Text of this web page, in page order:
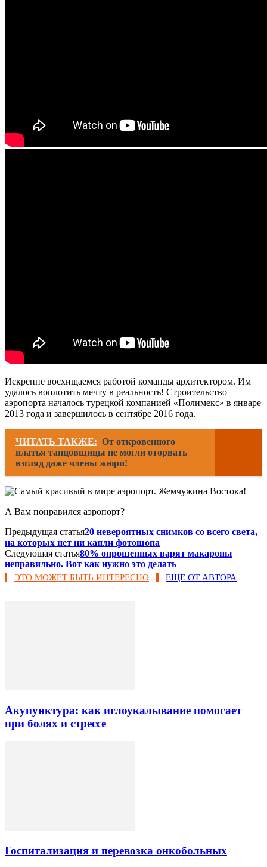
Искренне восхищаемся работой команды архитектором. Им
удалось воплотить мечту в реальность! Строительство
аэропорта началось турецкой компанией «Полимекс» в январе
2013 года и завершилось в сентябре 2016 года.
ЧИТАТЬ ТАКЖЕ: От откровенного
платья танцовщицы не могли оторвать
взгляд даже члены жюри!
А Вам понравился аэропорт?
Предыдущая статья20 невероятных снимков со всего света,
на которых нет ни капли фотошопа
Следующая статья80% опрошенных варят макароны
неправильно. Вот как нужно это делать
ЭТО МОЖЕТ БЫТЬ ИНТЕРЕСНО ЕЩЕ ОТ АВТОРА
Акупунктура: как иглоукалывание помогает
при болях и стрессе
Госпитализация и перевозка онкобольных